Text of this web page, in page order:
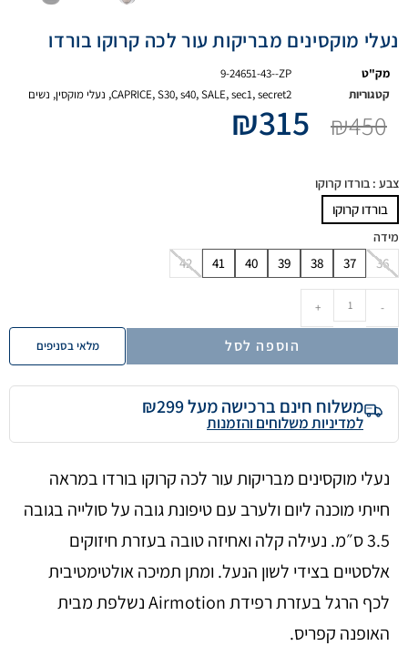
נעלי מוקסינים מבריקות עור לכה קרוקו בורדו
מק"ט
9-24651-43--ZP
קטגוריות
CAPRICE,S30,s40,SALE,sec1,secret2
, נעלי מוקסין, נשים
₪450
₪315
צבע : בורדו קרוקו
בורדו קרוקו
מידה
36
37
38
39
40
41
42
-
+
הוספה לסל מלאי בסניפים
משלוח חינם ברכישה מעל ₪299
למדיניות משלוחים והזמנות
נעלי מוקסינים מבריקות עור לכה קרוקו בורדו במראה
חייתי מוכנה ליום ולערב עם טיפונת גובה על סולייה בגובה
3.5 ס״מ. נעילה קלה ואחיזה טובה בעזרת חיזוקים
אלסטיים בצידי לשון הנעל. ומתן תמיכה אולטימטיבית
לכף הרגל בעזרת רפידת Airmotion נשלפת מבית
האופנה קפריס.